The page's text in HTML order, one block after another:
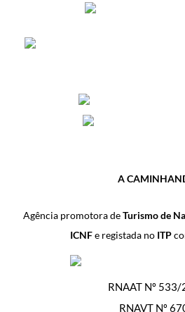
A
Agência promotora deTurismo de
ICNFe registada no ITP
RNAAT Nº
RNAVT Nº